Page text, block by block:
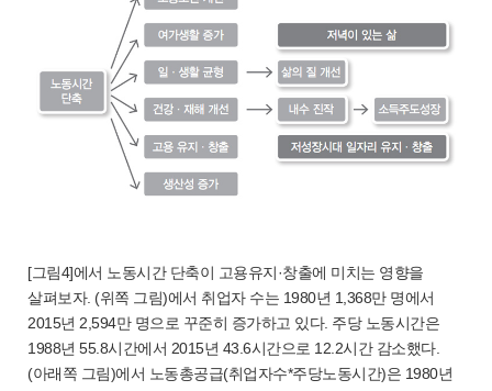
[그림4]에서 노동시간 단축이 고용유지·창출에 미치는 영향을
살펴보자. (위쪽 그림)에서 취업자 수는 1980년 1,368만 명에서
2015년 2,594만 명으로 꾸준히 증가하고 있다. 주당 노동시간은
1988년 55.8시간에서 2015년 43.6시간으로 12.2시간 감소했다.
(아래쪽 그림)에서 노동총공급(취업자수*주당노동시간)은 1980년